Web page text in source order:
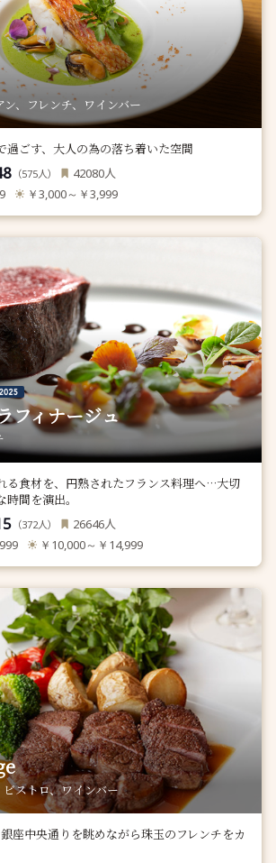
、フレンチ、ワインバー
過ごす、大人の為の落ち着いた空間
（575人） 42080人
￥3,000～￥3,999
フィナージュ
る食材を、円熟されたフランス料理へ…大切
間を演出。
（372人） 26646人
￥10,000～￥14,999
ストロ、ワインバー
銀座中央通りを眺めながら珠玉のフレンチをカ